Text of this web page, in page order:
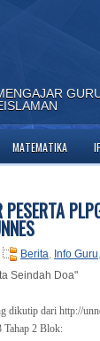
MATEMATIKA
PESERTA
Berita, Info Guru,
Seindah Doa"
dikutip dari http://
Tahap 2 Blok: